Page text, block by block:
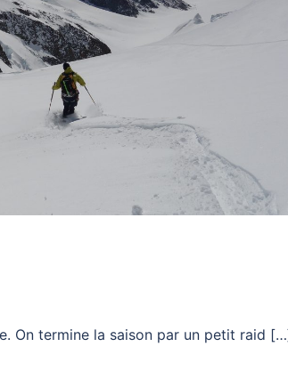
On termine la saison par un petit raid